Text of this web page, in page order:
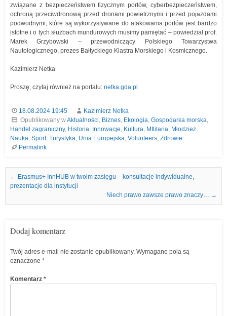
związane z bezpieczeństwem fizycznym portów, cyberbezpieczeństwem,
ochroną przeciwdronową przed dronami powietrznymi i przed pojazdami
podwodnymi, które są wykorzystywane do atakowania portów jest bardzo
istotne i o tych służbach mundurowych musimy pamiętać – powiedział prof.
Marek Grzybowski – przewodniczący Polskiego Towarzystwa
Nautologicznego, prezes Bałtyckiego Klastra Morskiego i Kosmicznego.
Kazimierz Netka
Proszę, czytaj również na portalu: netka.gda.pl
18.08.2024 19:45
Kazimierz Netka
Opublikowany wAktualności, Biznes, Ekologia, Gospodarka morska,
Handel zagraniczny, Historia, Innowacje, Kultura, MIlitaria, Młodzież,
Nauka, Sport, Turystyka, Unia Europejska, Volunteers, Zdrowie
Permalink
Nawigacja we wpisach
← Erasmus+ InnHUB w twoim zasięgu – konsultacje indywidualne,
prezentacje dla instytucji
Niech prawo zawsze prawo znaczy… →
Dodaj komentarz
Twój adres e-mail nie zostanie opublikowany. Wymagane pola są
oznaczone *
Komentarz *